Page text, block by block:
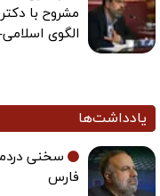
مشروح با
الگوی
یادداشت‌ها
سخنی
فارس